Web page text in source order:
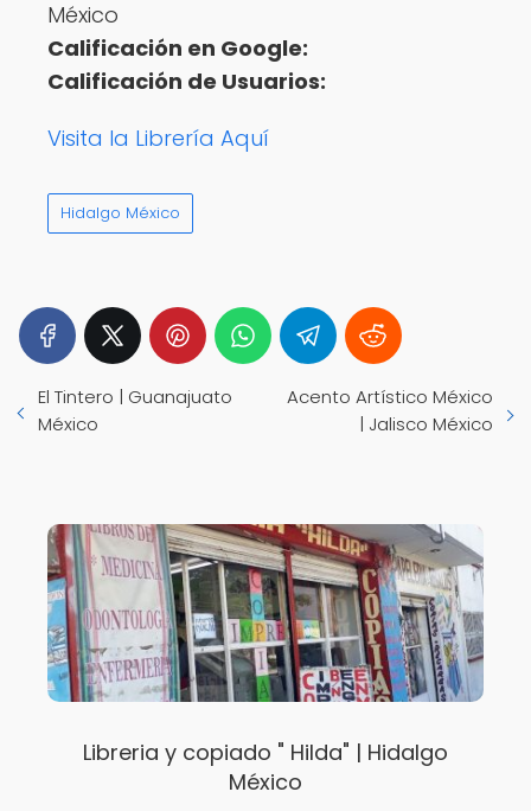
México
Calificación en Google:
Calificación de Usuarios:
Visita la Librería Aquí
Hidalgo México
El Tintero | Guanajuato
México
Acento Artístico México
| Jalisco México
Libreria y copiado " Hilda" | Hidalgo
México